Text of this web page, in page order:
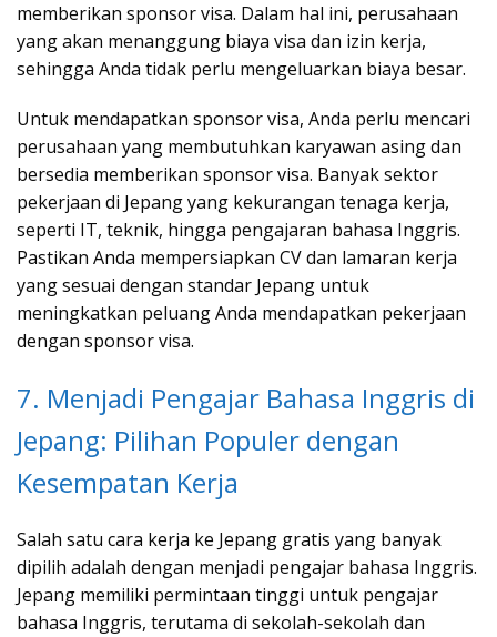
memberikan sponsor visa. Dalam hal ini, perusahaan
yang akan menanggung biaya visa dan izin kerja,
sehingga Anda tidak perlu mengeluarkan biaya besar.
Untuk mendapatkan sponsor visa, Anda perlu mencari
perusahaan yang membutuhkan karyawan asing dan
bersedia memberikan sponsor visa. Banyak sektor
pekerjaan di Jepang yang kekurangan tenaga kerja,
seperti IT, teknik, hingga pengajaran bahasa Inggris.
Pastikan Anda mempersiapkan CV dan lamaran kerja
yang sesuai dengan standar Jepang untuk
meningkatkan peluang Anda mendapatkan pekerjaan
dengan sponsor visa.
7. Menjadi Pengajar Bahasa Inggris di
Jepang: Pilihan Populer dengan
Kesempatan Kerja
Salah satu cara kerja ke Jepang gratis yang banyak
dipilih adalah dengan menjadi pengajar bahasa Inggris.
Jepang memiliki permintaan tinggi untuk pengajar
bahasa Inggris, terutama di sekolah-sekolah dan